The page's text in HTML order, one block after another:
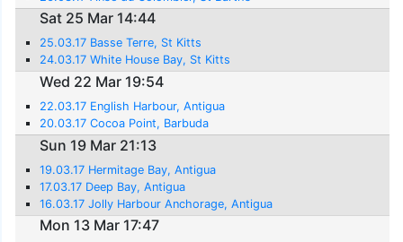
Sat 25 Mar 14:44
25.03.17 Basse Terre, St Kitts
24.03.17 White House Bay, St Kitts
Wed 22 Mar 19:54
22.03.17 English Harbour, Antigua
20.03.17 Cocoa Point, Barbuda
Sun 19 Mar 21:13
19.03.17 Hermitage Bay, Antigua
17.03.17 Deep Bay, Antigua
16.03.17 Jolly Harbour Anchorage, Antigua
Mon 13 Mar 17:47